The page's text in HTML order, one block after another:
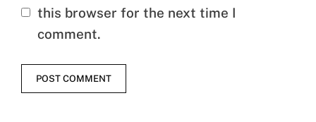
this browser for the next time I
comment.